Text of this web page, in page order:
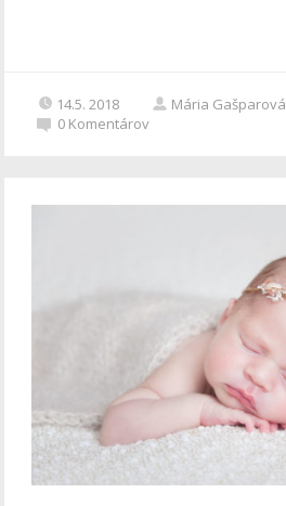
14.5. 2018 Mária Gašparová
0 Komentárov